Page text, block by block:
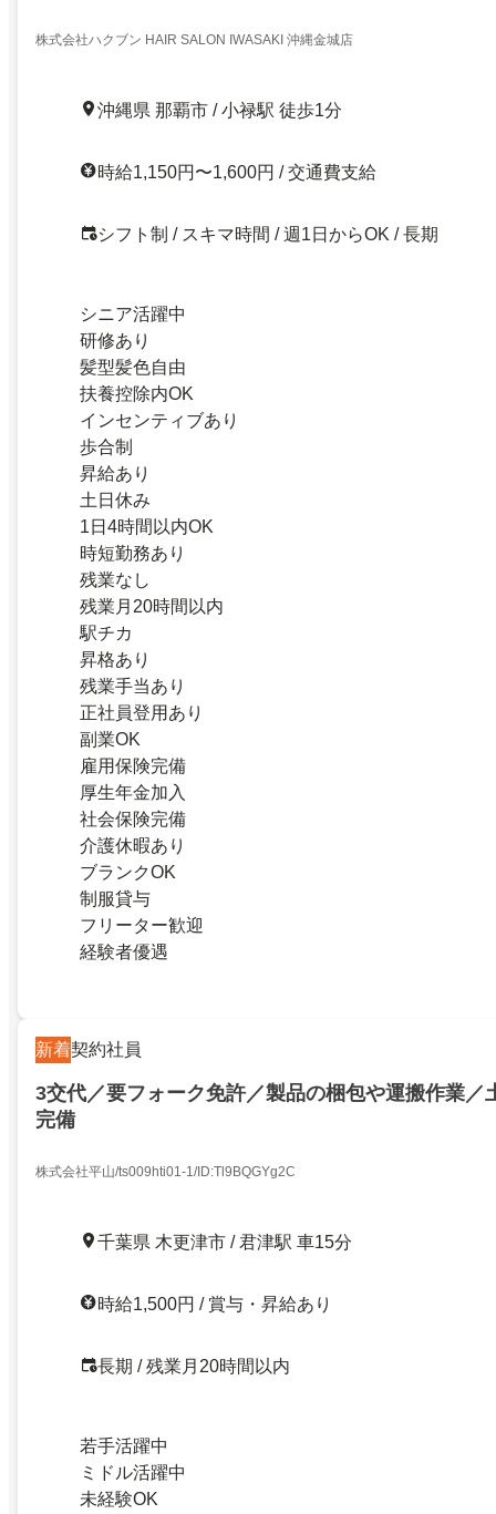
株式会社ハクブン HAIR SALON IWASAKI 沖縄金城店
沖縄県 那覇市 / 小禄駅 徒歩1分
時給1,150円〜1,600円 / 交通費支給
シフト制 / スキマ時間 / 週1日からOK / 長期
シニア活躍中
研修あり
髪型髪色自由
扶養控除内OK
インセンティブあり
歩合制
昇給あり
土日休み
1日4時間以内OK
時短勤務あり
残業なし
残業月20時間以内
駅チカ
昇格あり
残業手当あり
正社員登用あり
副業OK
雇用保険完備
厚生年金加入
社会保険完備
介護休暇あり
ブランクOK
制服貸与
フリーター歓迎
経験者優遇
新着契約社員
3交代／要フォーク免許／製品の梱包や運搬作業／
完備
株式会社平山/ts009hti01-1/ID:Tl9BQGYg2C
千葉県 木更津市 / 君津駅 車15分
時給1,500円 / 賞与・昇給あり
長期 / 残業月20時間以内
若手活躍中
ミドル活躍中
未経験OK